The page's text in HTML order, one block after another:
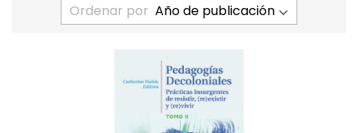
Ordenar por